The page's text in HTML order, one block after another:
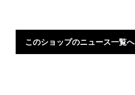
このショップのニュース一覧へ